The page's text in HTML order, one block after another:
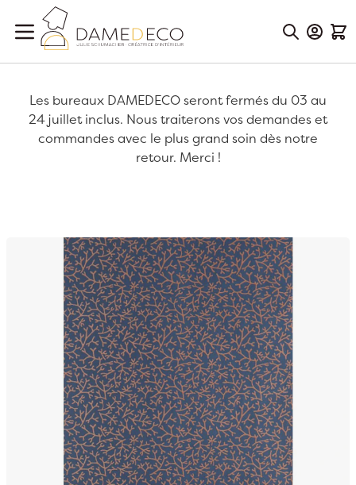
Aller au contenu
Les bureaux DAMEDECO seront fermés du 03 au
24 juillet inclus. Nous traiterons vos demandes et
commandes avec le plus grand soin dès notre
retour. Merci !
Passer à la fin de la galerie d’images